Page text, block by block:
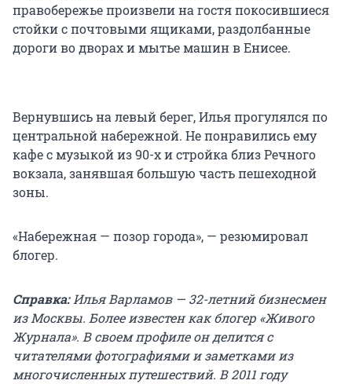
правобережье произвели на гостя покосившиеся
стойки с почтовыми ящиками, раздолбанные
дороги во дворах и мытье машин в Енисее.
Вернувшись на левый берег, Илья прогулялся по
центральной набережной. Не понравились ему
кафе с музыкой из 90-х и стройка близ Речного
вокзала, занявшая большую часть пешеходной
зоны.
«Набережная — позор города», — резюмировал
блогер.
Справка:Илья Варламов — 32-летний бизнесмен
из Москвы. Более известен как блогер «Живого
Журнала». В своем профиле он делится с
читателями фотографиями и заметками из
многочисленных путешествий. В 2011 году